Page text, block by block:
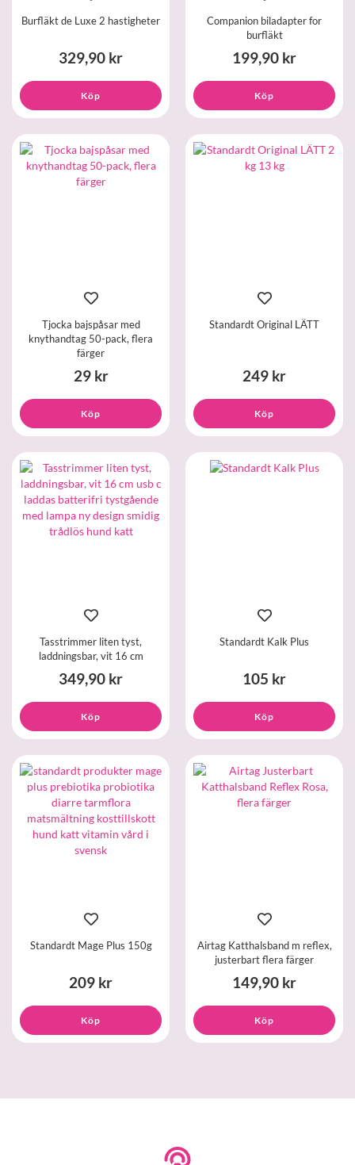
Burfläkt de Luxe 2 hastigheter
329,90 kr
Köp
Companion biladapter for
burfläkt
199,90 kr
Köp
Tjocka bajspåsar med
knythandtag 50-pack, flera
färger
29 kr
Köp
Standardt Original LÄTT
249 kr
Köp
Tasstrimmer liten tyst,
laddningsbar, vit 16 cm
349,90 kr
Köp
Standardt Kalk Plus
105 kr
Köp
Standardt Mage Plus 150g
209 kr
Köp
Airtag Katthalsband m reflex,
justerbart flera färger
149,90 kr
Köp